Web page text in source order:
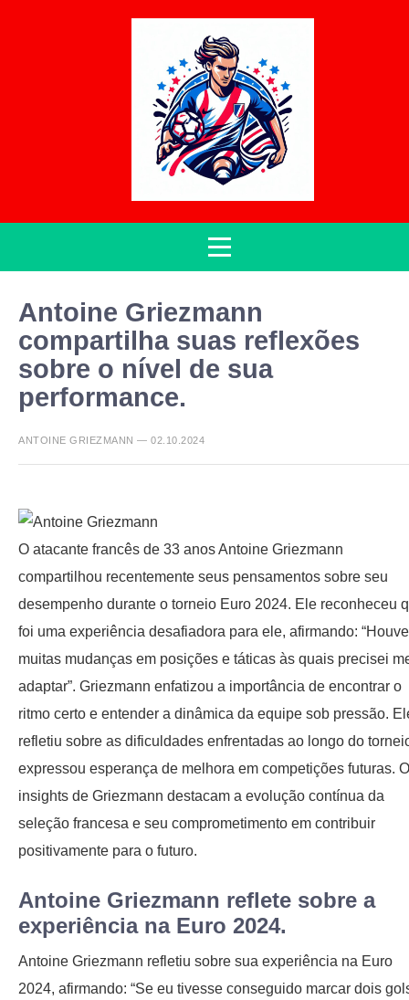
Antoine Griezmann
compartilha suas reflexões
sobre o nível de sua
performance.
ANTOINE GRIEZMANN — 02.10.2024
O atacante francês de 33 anos Antoine Griezmann
compartilhou recentemente seus pensamentos sobre seu
desempenho durante o torneio Euro 2024. Ele reconheceu
foi uma experiência desafiadora para ele, afirmando: “Houve
muitas mudanças em posições e táticas às quais precisei
adaptar”. Griezmann enfatizou a importância de encontrar o
ritmo certo e entender a dinâmica da equipe sob pressão.
refletiu sobre as dificuldades enfrentadas ao longo do
expressou esperança de melhora em competições futuras.
insights de Griezmann destacam a evolução contínua da
seleção francesa e seu comprometimento em contribuir
positivamente para o futuro.
Antoine Griezmann reflete sobre a
experiência na Euro 2024.
Antoine Griezmann refletiu sobre sua experiência na Euro
2024, afirmando: “Se eu tivesse conseguido marcar dois